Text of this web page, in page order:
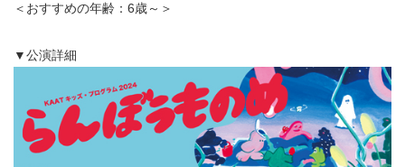
＜おすすめの年齢：6歳～＞
▼公演詳細